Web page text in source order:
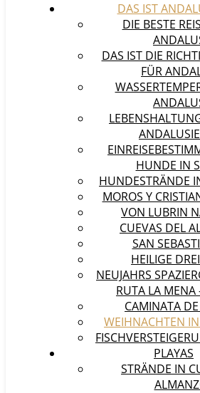
DAS IST
DIE BESTE
DAS IST DIE
FÜR
HUNDE IN
HUNDESTRÄNDE
MOROS Y
VON LUBRIN
CUEVAS DEL
SAN
HEILIGE
NEUJAHRS
RUTA LA MENA
CAMINATA
WEIHNACHTEN
PLAYAS
STRÄNDE IN